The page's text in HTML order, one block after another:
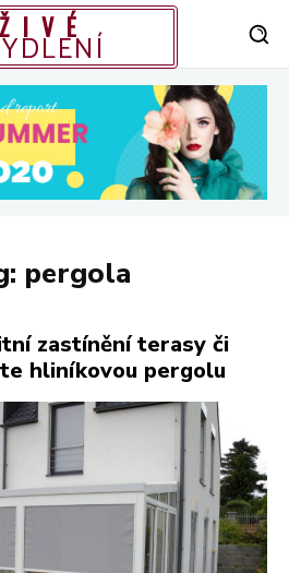
ŽIVÉ
pergola
zastínění terasy či
hliníkovou pergolu